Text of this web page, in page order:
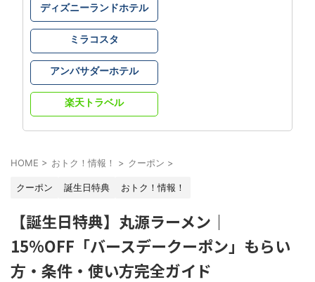
ディズニーランドホテル
ミラコスタ
アンバサダーホテル
楽天トラベル
HOME > おトク！情報！ > クーポン >
クーポン 誕生日特典 おトク！情報！
【誕生日特典】丸源ラーメン｜
15%OFF「バースデークーポン」もらい
方・条件・使い方完全ガイド